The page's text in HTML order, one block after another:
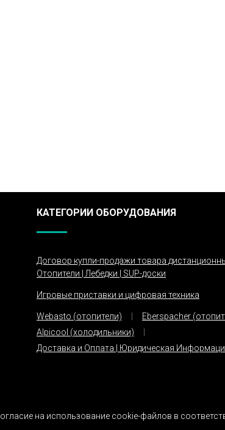
КАТЕГОРИИ ОБОРУДОВАНИЯ
Договор купли-продажи товара
Отопители | Лебедки | SUP-доски
Игровые приставки и цифровая техника
Webasto (отопители)
Eberspacher
Alpicool (холодильники)
Доставка и Оплата | Юридическая
на использование cookie-файлов в